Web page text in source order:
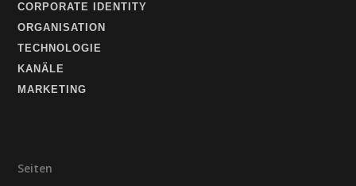
CORPORATE IDENTITY
ORGANISATION
TECHNOLOGIE
KANÄLE
MARKETING
Seiten